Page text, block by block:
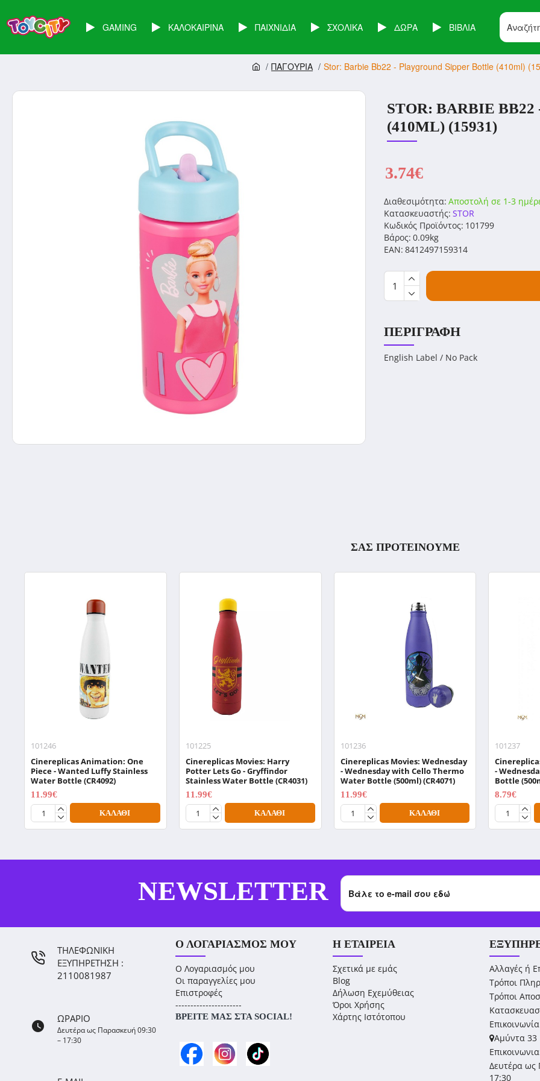
GAMING ΚΑΛΟΚΑΙΡΙΝΑ ΠΑΙΧΝΙΔΙΑ ΣΧΟΛΙΚΑ ΔΩΡΑ ΒΙΒΛΙΑ
ΠΑΓΟΥΡΙΑ Stor: Barbie Bb22 - Playground Sipper Bottle (410ml)
STOR: BARBIE
(410ML) (15931)
Διαθεσιμότητα: Αποστολή σε 1-3
Κατασκευαστής: STOR
Κωδικός Προϊόντος: 101799
Βάρος: 0.09kg
EAN: 8412497159314
3.74€
ΠΕΡΙΓΡΑΦΉ
English Label / No Pack
ΣΑΣ ΠΡΟΤΕΙΝΟΥΜΕ
101246
Cinereplicas Animation: One
Piece - Wanted Luffy Stainless
Water Bottle (CR4092)
11.99€
ΚΑΛΆΘΙ
101225
Cinereplicas Movies: Harry
Potter Lets Go - Gryffindor
Stainless Water Bottle (CR4031)
11.99€
ΚΑΛΆΘΙ
101236
Cinereplicas Movies: Wednesday
- Wednesday with Cello Thermo
Water Bottle (500ml) (CR4071)
11.99€
ΚΑΛΆΘΙ
101237
-
Bottle
8.79€
NEWSLETTER
ΤΗΛΕΦΩΝΙΚΗ
ΕΞΥΠΗΡΕΤΗΣΗ :
2110081987
ΩΡΑΡΙΟ
Δευτέρα ως Παρασκευή 09:30
– 17:30
Ο ΛΟΓΑΡΙΑΣΜΌΣ ΜΟΥ
Ο Λογαριασμός μου
Οι παραγγελίες μου
Επιστροφές
----------------------
ΒΡΕΊΤΕ ΜΑΣ ΣΤΑ SOCIAL!
Η ΕΤΑΙΡΕΊΑ
Σχετικά με εμάς
Blog
Δήλωση Εχεμύθειας
Όροι Χρήσης
Χάρτης Ιστότοπου
Αλλαγές ή
Τρόποι
Τρόποι
Επικοινωνία
Αμύντα 33
Δευτέρα ως
17:30